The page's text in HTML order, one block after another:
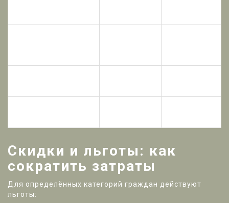
Скидки и льготы: как
сократить затраты
Для определённых категорий граждан действуют
льготы: